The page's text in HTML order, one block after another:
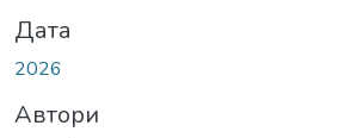
Дата
2026
Автори